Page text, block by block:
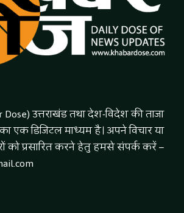
उत्तराखंड तथा देश-विदेश की ताजा
एक डिजिटल माध्यम है। अपने विचार या
को प्रसारित करने हेतु हमसे संपर्क करें –